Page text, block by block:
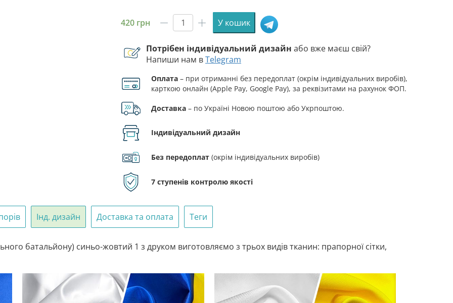
420 грн
Прапор
129
ОРБ
розвідувального
батальйону)
синьо-
жовтий
кількість
У кошик
Потрібен індивідуальний дизайн або вже маєш свій?
Напиши нам вTelegram
Оплата – при отриманні без передоплат (окрім індивідуальних виробів),
карткою онлайн (Apple Pay, Google Pay), за реквізитами на рахунок ФОП.
Доставка – по Україні Новою поштою або Укрпоштою.
Індивідуальний дизайн
Без передоплат (окрім індивідуальних виробів)
7 ступенів контролю якості
Інд. дизайн Доставка та оплата Теги
батальйону) синьо-жовтий 1 з друком виготовляємо з трьох видів тканин: прапорної сітки,